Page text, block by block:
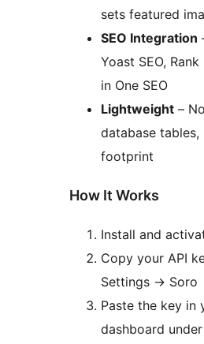
sets featured
SEO Integration
Yoast SEO,
in One SEO
Lightweight –
database tables,
footprint
How It Works
Install and
Copy your API
Settings → Soro
Paste the key in
dashboard